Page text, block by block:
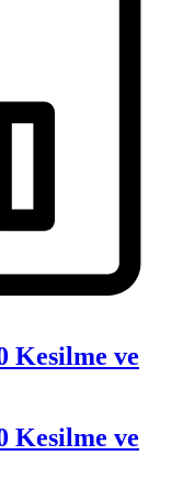
Kesilme ve
Kesilme ve